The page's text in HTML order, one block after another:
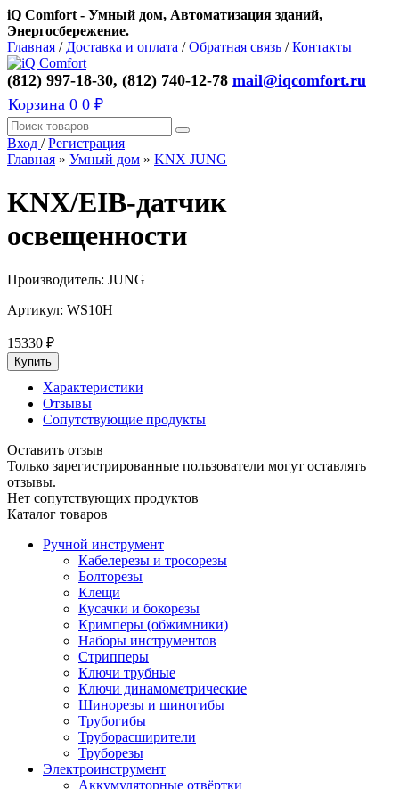
iQ Comfort - Умный дом, Автоматизация зданий,
Энергосбережение.
Главная / Доставка и оплата /Обратная связь /Контакты
(812) 997-18-30, (812) 740-12-78 mail@iqcomfort.ru
Корзина 0 0 ₽
Вход /Регистрация
Главная » Умный дом » KNX JUNG
KNX/EIB-датчик
освещенности
Производитель: JUNG
Артикул: WS10H
15330 ₽
Характеристики
Отзывы
Сопутствующие продукты
Оставить отзыв
Только зарегистрированные пользователи могут оставлять
отзывы.
Нет сопутствующих продуктов
Каталог товаров
Ручной инструмент
Кабелерезы и тросорезы
Болторезы
Клещи
Кусачки и бокорезы
Кримперы (обжимники)
Наборы инструментов
Стрипперы
Ключи трубные
Ключи динамометрические
Шинорезы и шиногибы
Трубогибы
Труборасширители
Труборезы
Электроинструмент
Аккумуляторные отвёртки